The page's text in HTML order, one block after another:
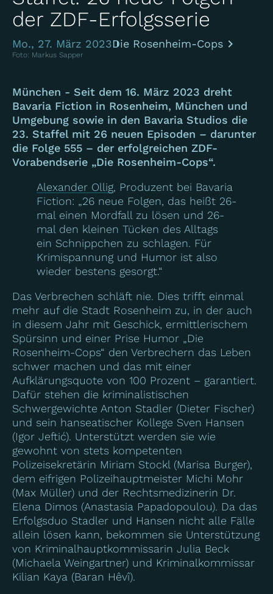
der ZDF-Erfolgsserie
Mo., 27. März 2023Die Rosenheim-Cops
Foto: Markus Sapper
München - Seit dem 16. März 2023 dreht
Bavaria Fiction in Rosenheim, München und
Umgebung sowie in den Bavaria Studios die
23. Staffel mit 26 neuen Episoden – darunter
die Folge 555 – der erfolgreichen ZDF-
Vorabendserie „Die Rosenheim-Cops“.
Alexander Ollig, Produzent bei Bavaria
Fiction: „26 neue Folgen, das heißt 26-
mal einen Mordfall zu lösen und 26-
mal den kleinen Tücken des Alltags
ein Schnippchen zu schlagen. Für
Krimispannung und Humor ist also
wieder bestens gesorgt.“
Das Verbrechen schläft nie. Dies trifft einmal
mehr auf die Stadt Rosenheim zu, in der auch
in diesem Jahr mit Geschick, ermittlerischem
Spürsinn und einer Prise Humor „Die
Rosenheim-Cops“ den Verbrechern das Leben
schwer machen und das mit einer
Aufklärungsquote von 100 Prozent – garantiert.
Dafür stehen die kriminalistischen
Schwergewichte Anton Stadler (Dieter Fischer)
und sein hanseatischer Kollege Sven Hansen
(Igor Jeftić). Unterstützt werden sie wie
gewohnt von stets kompetenten
Polizeisekretärin Miriam Stockl (Marisa Burger),
dem eifrigen Polizeihauptmeister Michi Mohr
(Max Müller) und der Rechtsmedizinerin Dr.
Elena Dimos (Anastasia Papadopoulou). Da das
Erfolgsduo Stadler und Hansen nicht alle Fälle
allein lösen kann, bekommen sie Unterstützung
von Kriminalhauptkommissarin Julia Beck
(Michaela Weingartner) und Kriminalkommissar
Kilian Kaya (Baran Hêvî).